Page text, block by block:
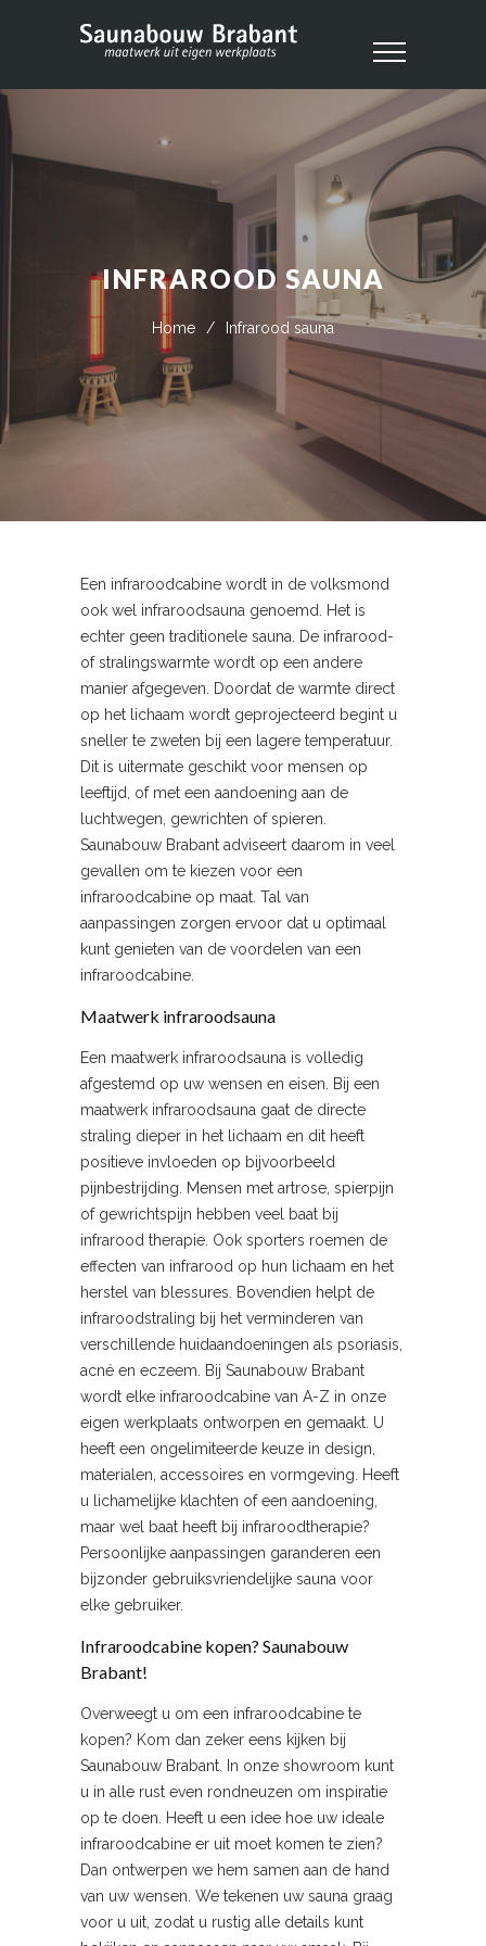
INFRAROOD SAUNA
Home / Infrarood sauna
Een infraroodcabine wordt in de volksmond
ook wel infraroodsauna genoemd. Het is
echter geen traditionele sauna. De infrarood-
of stralingswarmte wordt op een andere
manier afgegeven. Doordat de warmte direct
op het lichaam wordt geprojecteerd begint u
sneller te zweten bij een lagere temperatuur.
Dit is uitermate geschikt voor mensen op
leeftijd, of met een aandoening aan de
luchtwegen, gewrichten of spieren.
Saunabouw Brabant adviseert daarom in veel
gevallen om te kiezen voor een
infraroodcabine op maat. Tal van
aanpassingen zorgen ervoor dat u optimaal
kunt genieten van de voordelen van een
infraroodcabine.
Maatwerk infraroodsauna
Een maatwerk infraroodsauna is volledig
afgestemd op uw wensen en eisen. Bij een
maatwerk infraroodsauna gaat de directe
straling dieper in het lichaam en dit heeft
positieve invloeden op bijvoorbeeld
pijnbestrijding. Mensen met artrose, spierpijn
of gewrichtspijn hebben veel baat bij
infrarood therapie. Ook sporters roemen de
effecten van infrarood op hun lichaam en het
herstel van blessures. Bovendien helpt de
infraroodstraling bij het verminderen van
verschillende huidaandoeningen als psoriasis,
acné en eczeem. Bij Saunabouw Brabant
wordt elke infraroodcabine van A-Z in onze
eigen werkplaats ontworpen en gemaakt. U
heeft een ongelimiteerde keuze in design,
materialen, accessoires en vormgeving. Heeft
u lichamelijke klachten of een aandoening,
maar wel baat heeft bij infraroodtherapie?
Persoonlijke aanpassingen garanderen een
bijzonder gebruiksvriendelijke sauna voor
elke gebruiker.
Infraroodcabine kopen? Saunabouw
Brabant!
Overweegt u om een infraroodcabine te
kopen? Kom dan zeker eens kijken bij
Saunabouw Brabant. In onze showroom kunt
u in alle rust even rondneuzen om inspiratie
op te doen. Heeft u een idee hoe uw ideale
infraroodcabine er uit moet komen te zien?
Dan ontwerpen we hem samen aan de hand
van uw wensen. We tekenen uw sauna graag
voor u uit, zodat u rustig alle details kunt